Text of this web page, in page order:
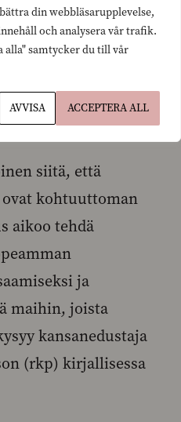
din webbläsarupplevelse,
och analysera vår trafik.
alla" samtycker du till vår
AVVISA ACCEPTERA ALL
Adoption
pitkiä!
siitä, että
kohtuuttoman
aikoo tehdä
ja
maihin, joista
kansanedustaja
(rkp) kirjallisessa